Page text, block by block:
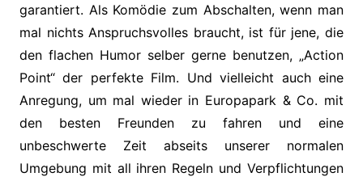
garantiert. Als Komödie zum Abschalten, wenn man
mal nichts Anspruchsvolles braucht, ist für jene, die
den flachen Humor selber gerne benutzen, „Action
Point“ der perfekte Film. Und vielleicht auch eine
Anregung, um mal wieder in Europapark & Co. mit
den besten Freunden zu fahren und eine
unbeschwerte Zeit abseits unserer normalen
Umgebung mit all ihren Regeln und Verpflichtungen